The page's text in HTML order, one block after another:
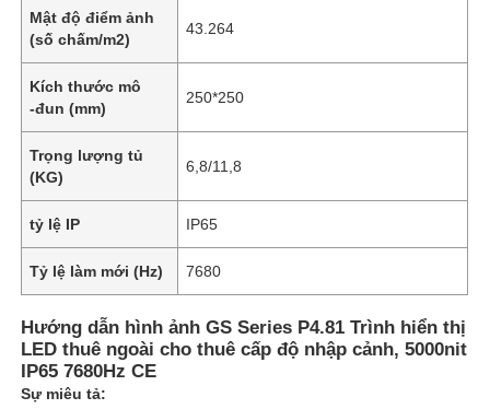
Mật độ điểm ảnh
(số chấm/m2)
43.264
Kích thước mô
-đun (mm)
250*250
Trọng lượng tủ
(KG)
6,8/11,8
tỷ lệ IP IP65
Tỷ lệ làm mới (Hz) 7680
Hướng dẫn hình ảnh GS Series P4.81 Trình hiển thị
LED thuê ngoài cho thuê cấp độ nhập cảnh, 5000nit
IP65 7680Hz CE
Sự miêu tả: